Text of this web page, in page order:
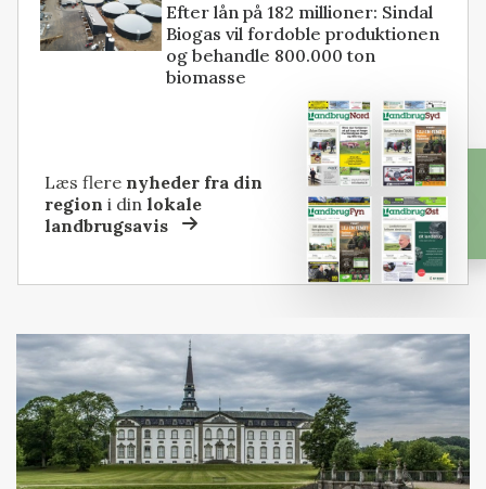
Efter lån på 182 millioner: Sindal
Biogas vil fordoble produktionen
og behandle 800.000 ton
biomasse
Læs flere nyheder fra din
region i dinlokale
landbrugsavis